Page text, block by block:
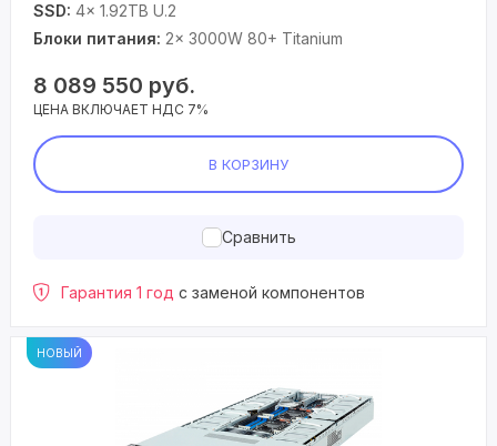
SSD: 4× 1.92TB U.2
Блоки питания: 2× 3000W 80+ Titanium
8 089 550 руб.
ЦЕНА ВКЛЮЧАЕТ НДС 7%
В КОРЗИНУ
Сравнить
Гарантия 1 год с заменой компонентов
НОВЫЙ